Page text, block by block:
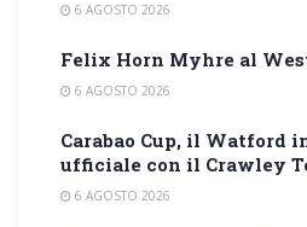
6 AGOSTO 2026
Felix Horn Myhre al
6 AGOSTO 2026
Carabao Cup, il Watford
ufficiale con il Crawley
6 AGOSTO 2026